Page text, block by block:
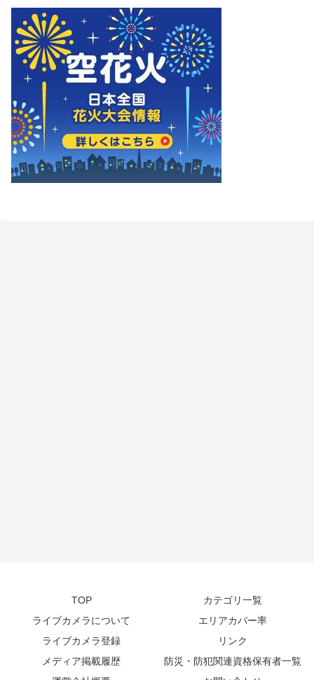
TOP
カテゴリ一覧
ライブカメラについて
エリアカバー率
ライブカメラ登録
リンク
メディア掲載履歴
防災・防犯関連資格保有者一覧